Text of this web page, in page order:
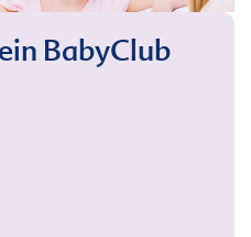
BabyClub